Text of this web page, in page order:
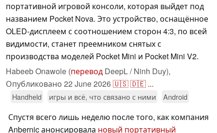
портативной игровой консоли, которая выйдет под
названием Pocket Nova. Это устройство, оснащённое
OLED-дисплеем с соотношением сторон 4:3, по всей
видимости, станет преемником снятых с
производства моделей Pocket Mini и Pocket Mini V2.
Habeeb Onawole (перевод DeepL / Ninh Duy),
Опубликовано 22 June 2026🇺🇸🇩🇪 ...
Handheld игры и всё, что связано с ними Android
Спустя всего лишь неделю после того, как компания
Anbernic анонсировала новый портативный